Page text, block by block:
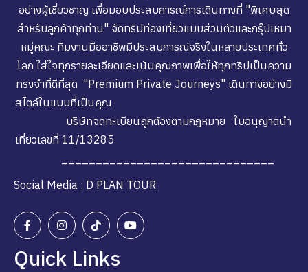
อย่างผู้เชี่ยวชาญ เพื่อมอบประสบการณ์การเดินทางที่ "พิเศษสุด
สำหรับลูกค้าทุกท่าน" จัดทริปท่องเที่ยวแบบส่วนตัวและกรุ๊ปเหมา
หมู่คณะ ทีมงานมืออาชีพมีประสบการณ์จริงในหลายประเทศทั่ว
โลก ใส่ใจทุกรายละเอียดและเน้นคุณภาพเพื่อให้ทุกทริปเป็นความ
ทรงจำที่ดีที่สุด "Premium Private Journeys" เดินทางอย่างมี
สไตล์ในแบบที่เป็นคุณ
บริษัทจดทะเบียนถูกต้องตามกฎหมาย ใบอนุญาตนำ
เที่ยวเลขที่ 11/13285
Social Media : D PLAN TOUR
Quick Links